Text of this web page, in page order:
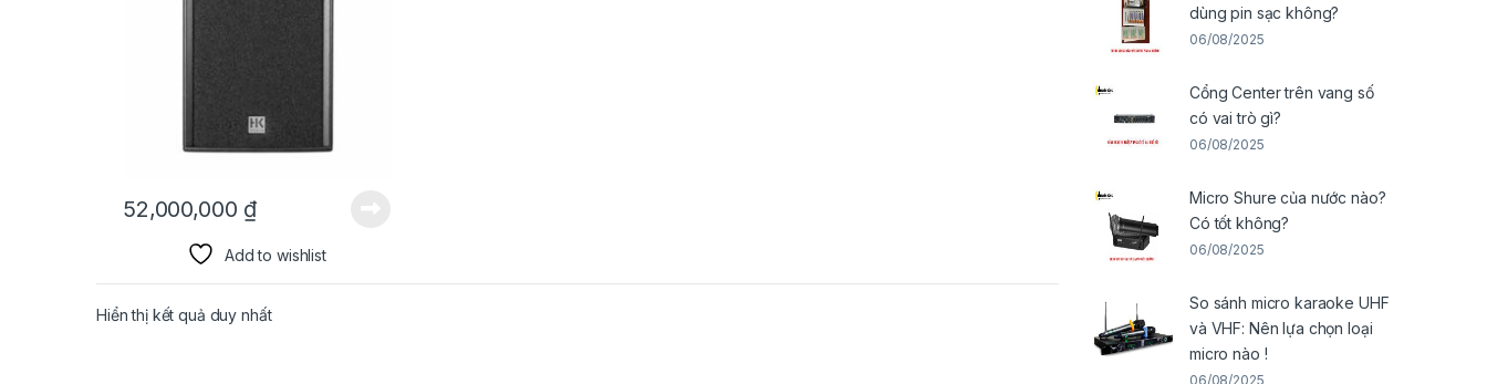
52,000,000 ₫
Add to wishlist
Hiển thị kết quả duy nhất
dùng pin sạc không?
06/08/2025
Cổng Center trên vang số
có vai trò gì?
06/08/2025
Micro Shure của nước nào?
Có tốt không?
06/08/2025
So sánh micro karaoke UHF
và VHF: Nên lựa chọn loại
micro nào !
06/08/2025